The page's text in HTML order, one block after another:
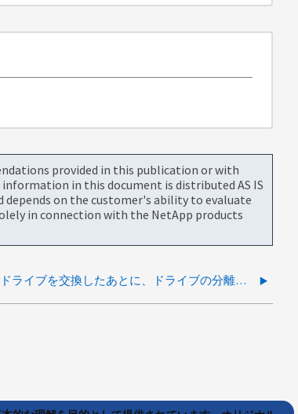
provided in this publication or with
in this document is distributed AS IS
on the customer's ability to evaluate
in connection with the NetApp products
EF600でドライブを交換したあとに、ドライブの分離によって冗長性の不一致が発生します